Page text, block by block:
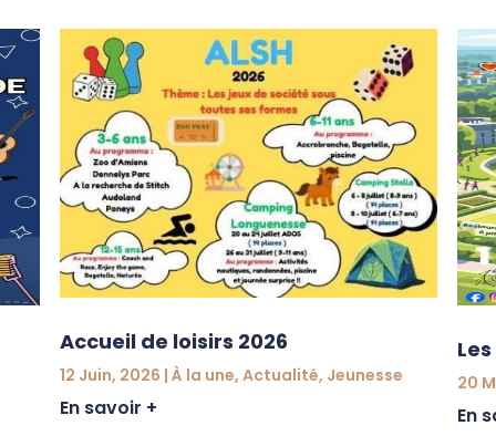
Accueil de loisirs 2026
12 Juin, 2026 | À la une, Actualité, Jeunesse
En savoir +
20
En